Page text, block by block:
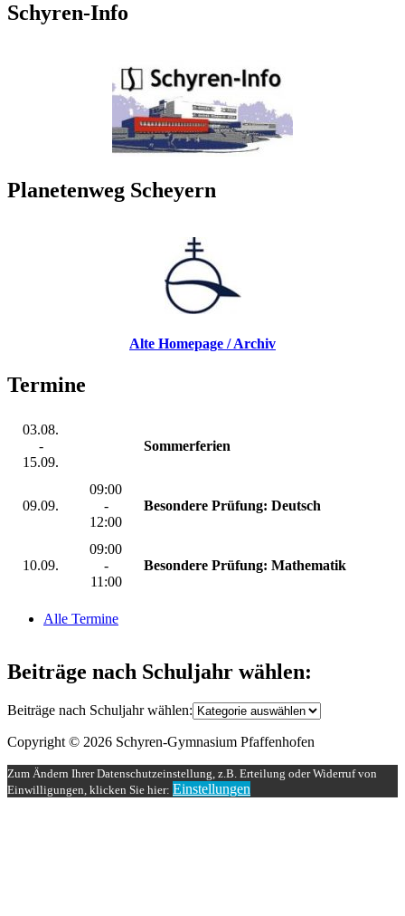
Schyren-Info
Planetenweg Scheyern
Alte Homepage / Archiv
Termine
03.08.
-
15.09.
Sommerferien
09.09.
09:00
-
12:00
Besondere Prüfung: Deutsch
10.09.
09:00
-
11:00
Besondere Prüfung: Mathematik
Alle Termine
Beiträge nach Schuljahr wählen:
Beiträge nach Schuljahr wählen:
Copyright © 2026 Schyren-Gymnasium Pfaffenhofen
Zum Ändern Ihrer Datenschutzeinstellung, z.B. Erteilung oder Widerruf von
Einwilligungen, klicken Sie hier: Einstellungen